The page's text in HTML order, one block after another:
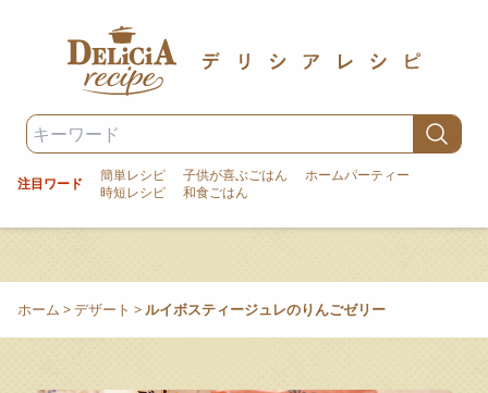
注目ワード 簡単レシピ 子供が喜ぶごはん
ホームパーティー
時短レシピ
和食ごはん
ホーム >デザート >ルイボスティージュレのりんごゼリー